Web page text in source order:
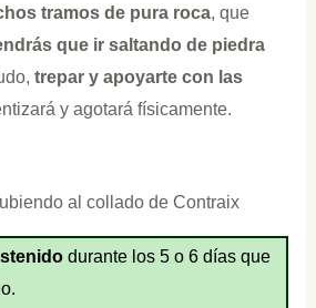
tramos de pura roca, que
que ir saltando de piedra
trepar y apoyarte con las
y agotará físicamente.
al collado de Contraix
durante los 5 o 6 días que